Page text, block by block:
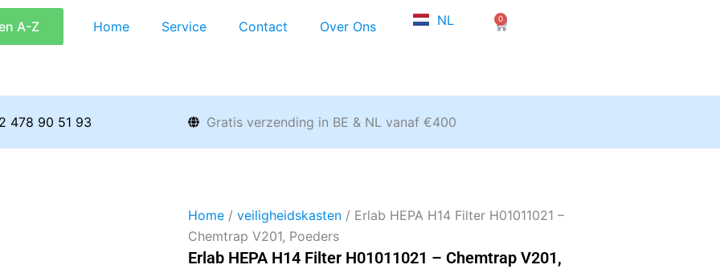
A-Z Home Service Contact Over Ons NL
EN
0
Winkelwagen
478 90 51 93 Gratis verzending in BE & NL vanaf €400
Home / veiligheidskasten / Erlab HEPA H14 Filter H01011021 –
Chemtrap V201, Poeders
Erlab HEPA H14 Filter H01011021 – Chemtrap V201,